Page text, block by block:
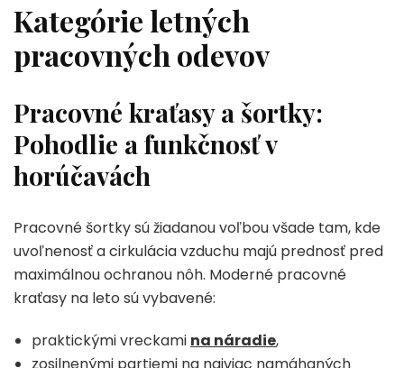
Kategórie letných
pracovných odevov
Pracovné kraťasy a šortky:
Pohodlie a funkčnosť v
horúčavách
Pracovné šortky sú žiadanou voľbou všade tam, kde
uvoľnenosť a cirkulácia vzduchu majú prednosť pred
maximálnou ochranou nôh. Moderné pracovné
kraťasy na leto sú vybavené:
praktickými vreckami na náradie,